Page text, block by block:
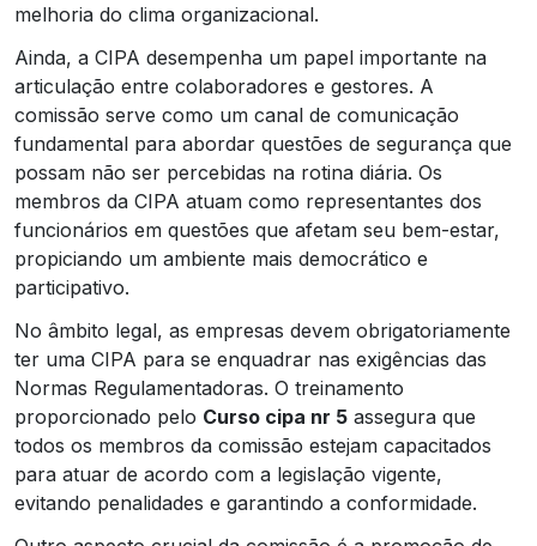
melhoria do clima organizacional.
Ainda, a CIPA desempenha um papel importante na
articulação entre colaboradores e gestores. A
comissão serve como um canal de comunicação
fundamental para abordar questões de segurança que
possam não ser percebidas na rotina diária. Os
membros da CIPA atuam como representantes dos
funcionários em questões que afetam seu bem-estar,
propiciando um ambiente mais democrático e
participativo.
No âmbito legal, as empresas devem obrigatoriamente
ter uma CIPA para se enquadrar nas exigências das
Normas Regulamentadoras. O treinamento
proporcionado pelo Curso cipa nr 5 assegura que
todos os membros da comissão estejam capacitados
para atuar de acordo com a legislação vigente,
evitando penalidades e garantindo a conformidade.